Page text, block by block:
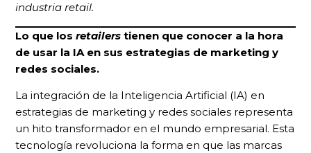
industria retail.
Lo que los retailers tienen que conocer a la hora
de usar la IA en sus estrategias de marketing y
redes sociales.
La integración de la Inteligencia Artificial (IA) en
estrategias de marketing y redes sociales representa
un hito transformador en el mundo empresarial. Esta
tecnología revoluciona la forma en que las marcas